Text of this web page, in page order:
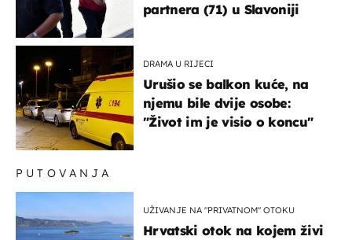
partnera (71) u Slavoniji
DRAMA U RIJECI
Urušio se balkon kuće, na
njemu bile dvije osobe:
"Život im je visio o koncu"
PUTOVANJA
UŽIVANJE NA "PRIVATNOM" OTOKU
Hrvatski otok na kojem živi